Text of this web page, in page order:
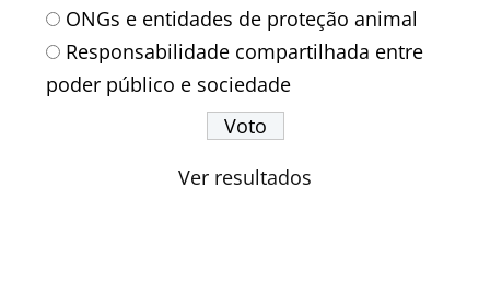
ONGs e entidades de proteção animal
Responsabilidade compartilhada entre
poder público e sociedade
Ver resultados